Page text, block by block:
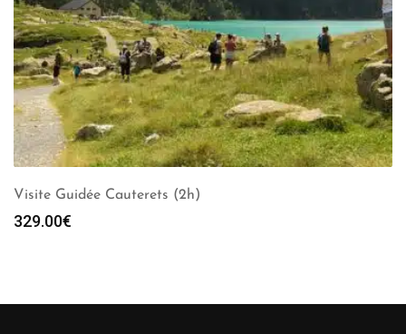
Visite Guidée Cauterets (2h)
329.00€